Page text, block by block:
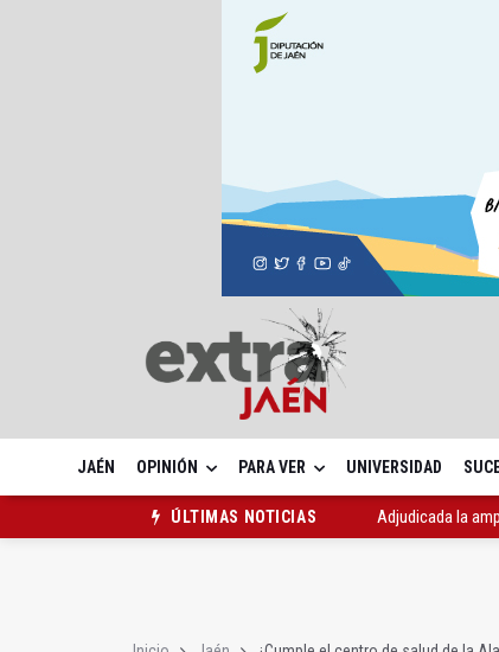
JAÉN OPINIÓN PARA VER UNIVERSIDAD
ÚLTIMAS NOTICIAS
Adjudicada la